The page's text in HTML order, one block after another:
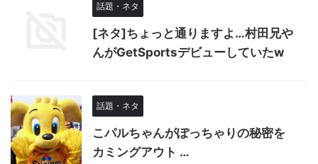
話題・ネタ
[ネタ]ちょっと通りますよ…村田兄や
んがGetSportsデビューしていたw
話題・ネタ
こパルちゃんがぽっちゃりの秘密を
カミングアウト …